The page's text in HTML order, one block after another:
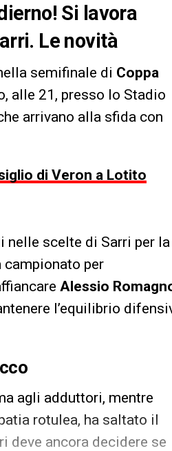
Si lavora
Le novità
semifinale di Coppa
alle 21, presso lo Stadio
arrivano alla sfida con
di Veron a Lotito
nelle scelte di Sarri per la
campionato per
Alessio
l’equilibrio
agli adduttori, mentre
rotulea, ha saltato il
deve ancora decidere se